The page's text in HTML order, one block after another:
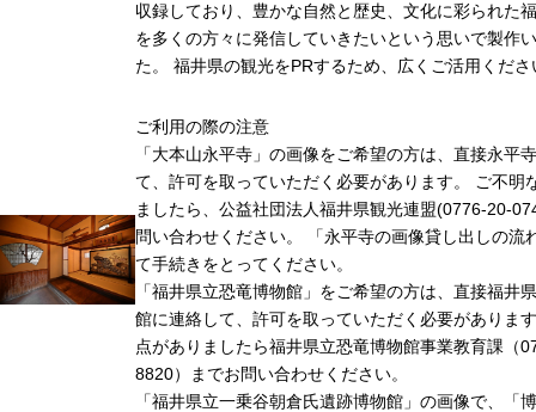
収録しており、豊かな自然と歴史、文化に彩られた
を多くの方々に発信していきたいという思いで製作
た。 福井県の観光をPRするため、広くご活用くださ
ご利用の際の注意
「大本山永平寺」の画像をご希望の方は、直接永平
て、許可を取っていただく必要があります。 ご不明
ましたら、公益社団法人福井県観光連盟(0776-20-
問い合わせください。 「永平寺の画像貸し出しの流
て手続きをとってください。
「福井県立恐竜博物館」をご希望の方は、直接福井
館に連絡して、許可を取っていただく必要がありま
点がありましたら福井県立恐竜博物館事業教育課（
8820）までお問い合わせください。
「福井県立一乗谷朝倉氏遺跡博物館」の画像で、「